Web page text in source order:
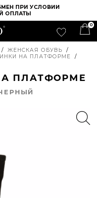
ПРИ УСЛОВИИ
ОПЛАТЫ
0
/ ЖЕНСКАЯ ОБУВЬ
/
НА ПЛАТФОРМЕ
/
ПЛАТФОРМЕ